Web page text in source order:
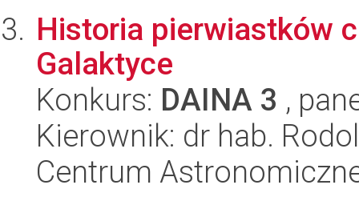
Historia pierwiastków
Galaktyce
Konkurs: DAINA 3 ,
Kierownik: dr hab.
Centrum